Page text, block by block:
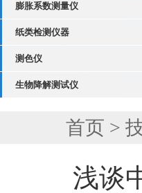
膨胀系数测量仪
纸类检测仪器
测色仪
生物降解测试仪
首页 >
浅谈